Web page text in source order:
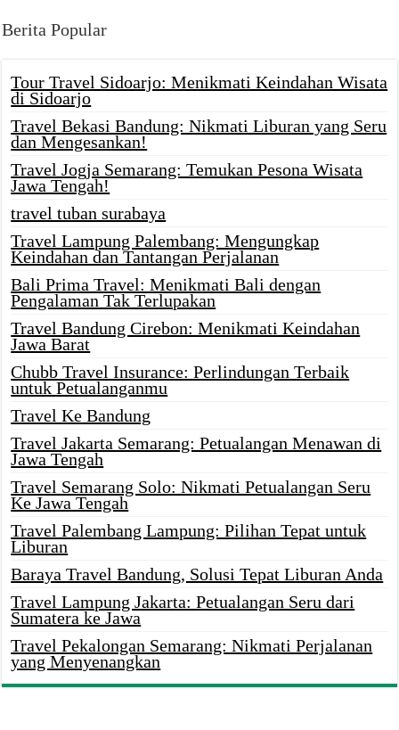
Berita Popular
Tour Travel Sidoarjo: Menikmati Keindahan Wisata
di Sidoarjo
Travel Bekasi Bandung: Nikmati Liburan yang Seru
dan Mengesankan!
Travel Jogja Semarang: Temukan Pesona Wisata
Jawa Tengah!
travel tuban surabaya
Travel Lampung Palembang: Mengungkap
Keindahan dan Tantangan Perjalanan
Bali Prima Travel: Menikmati Bali dengan
Pengalaman Tak Terlupakan
Travel Bandung Cirebon: Menikmati Keindahan
Jawa Barat
Chubb Travel Insurance: Perlindungan Terbaik
untuk Petualanganmu
Travel Ke Bandung
Travel Jakarta Semarang: Petualangan Menawan di
Jawa Tengah
Travel Semarang Solo: Nikmati Petualangan Seru
Ke Jawa Tengah
Travel Palembang Lampung: Pilihan Tepat untuk
Liburan
Baraya Travel Bandung, Solusi Tepat Liburan Anda
Travel Lampung Jakarta: Petualangan Seru dari
Sumatera ke Jawa
Travel Pekalongan Semarang: Nikmati Perjalanan
yang Menyenangkan